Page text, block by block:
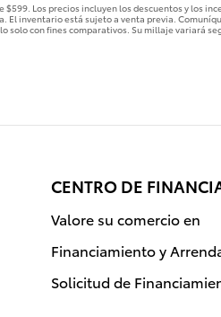
Los precios incluyen los descuentos y los
inventario está sujeto a venta previa.
con fines comparativos. Su millaje variará
CENTRO DE
Valore su comercio en
Financiamiento y
Solicitud de